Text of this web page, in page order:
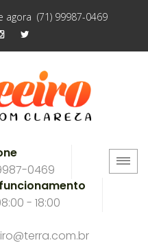
agora (71) 99987-0469
0469
- 18:00